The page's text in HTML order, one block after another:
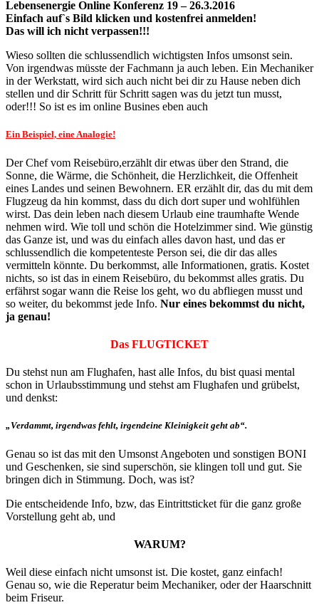
Lebensenergie Online Konferenz 19 – 26.3.2016
Einfach auf`s Bild klicken und kostenfrei anmelden!
Das will ich nicht verpassen!!!
Wieso sollten die schlussendlich wichtigsten Infos umsonst sein.
Von irgendwas müsste der Fachmann ja auch leben. Ein Mechaniker
in der Werkstatt, wird sich auch nicht bei dir zu Hause neben dich
stellen und dir Schritt für Schritt sagen was du jetzt tun musst,
oder!!! So ist es im online Busines eben auch
Ein Beispiel, eine Analogie!
Der Chef vom Reisebüro,erzählt dir etwas über den Strand, die
Sonne, die Wärme, die Schönheit, die Herzlichkeit, die Offenheit
eines Landes und seinen Bewohnern. ER erzählt dir, das du mit dem
Flugzeug da hin kommst, dass du dich dort super und wohlfühlen
wirst. Das dein leben nach diesem Urlaub eine traumhafte Wende
nehmen wird. Wie toll und schön die Hotelzimmer sind. Wie günstig
das Ganze ist, und was du einfach alles davon hast, und das er
schlussendlich die kompetenteste Person sei, die dir das alles
vermitteln könnte. Du berkommst, alle Informationen, gratis. Kostet
nichts, so ist das in einem Reisebüro, du bekommst alles gratis. Du
erfährst sogar wann die Reise los geht, wo du abfliegen musst und
so weiter, du bekommst jede Info. Nur eines bekommst du nicht,
ja genau!
Das FLUGTICKET
Du stehst nun am Flughafen, hast alle Infos, du bist quasi mental
schon in Urlaubsstimmung und stehst am Flughafen und grübelst,
und denkst:
„Verdammt, irgendwas fehlt, irgendeine Kleinigkeit geht ab“.
Genau so ist das mit den Umsonst Angeboten und sonstigen BONI
und Geschenken, sie sind superschön, sie klingen toll und gut. Sie
bringen dich in Stimmung. Doch, was ist?
Die entscheidende Info, bzw, das Eintrittsticket für die ganz große
Vorstellung geht ab, und
WARUM?
Weil diese einfach nicht umsonst ist. Die kostet, ganz einfach!
Genau so, wie die Reperatur beim Mechaniker, oder der Haarschnitt
beim Friseur.